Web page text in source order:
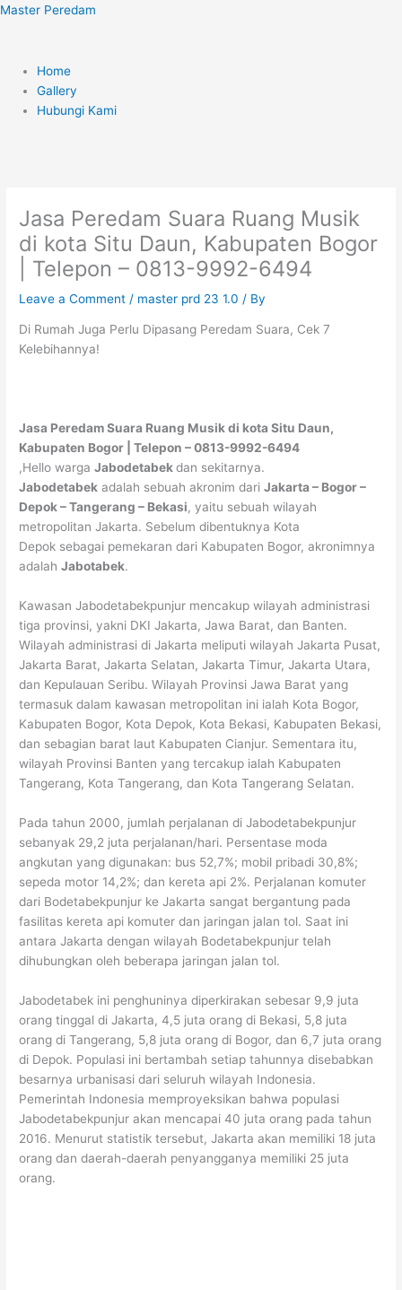
Skip
Master Peredam
Menu
Home
Gallery
Hubungi Kami
Jasa Peredam Suara Ruang Musik
di kota Situ Daun, Kabupaten Bogor
| Telepon – 0813-9992-6494
Leave a Comment / master prd 23 1.0 / By
Di Rumah Juga Perlu Dipasang Peredam Suara, Cek 7
Kelebihannya!
Jasa Peredam Suara Ruang Musik di kota Situ Daun,
Kabupaten Bogor | Telepon – 0813-9992-6494
,Hello wargaJabodetabekdan sekitarnya.
Jabodetabek adalah sebuah akronim dariJakarta – Bogor –
Depok – Tangerang – Bekasi, yaitu sebuah wilayah
metropolitan Jakarta. Sebelum dibentuknya Kota
Depok sebagai pemekaran dari Kabupaten Bogor, akronimnya
adalahJabotabek.
Kawasan Jabodetabekpunjur mencakup wilayah administrasi
tiga provinsi, yakni DKI Jakarta, Jawa Barat, dan Banten.
Wilayah administrasi di Jakarta meliputi wilayah Jakarta Pusat,
Jakarta Barat, Jakarta Selatan, Jakarta Timur, Jakarta Utara,
dan Kepulauan Seribu. Wilayah Provinsi Jawa Barat yang
termasuk dalam kawasan metropolitan ini ialah Kota Bogor,
Kabupaten Bogor, Kota Depok, Kota Bekasi, Kabupaten Bekasi,
dan sebagian barat laut Kabupaten Cianjur. Sementara itu,
wilayah Provinsi Banten yang tercakup ialah Kabupaten
Tangerang, Kota Tangerang, dan Kota Tangerang Selatan.
Pada tahun 2000, jumlah perjalanan di Jabodetabekpunjur
sebanyak 29,2 juta perjalanan/hari. Persentase moda
angkutan yang digunakan: bus 52,7%; mobil pribadi 30,8%;
sepeda motor 14,2%; dan kereta api 2%. Perjalanan komuter
dari Bodetabekpunjur ke Jakarta sangat bergantung pada
fasilitas kereta api komuter dan jaringan jalan tol. Saat ini
antara Jakarta dengan wilayah Bodetabekpunjur telah
dihubungkan oleh beberapa jaringan jalan tol.
Jabodetabek ini penghuninya diperkirakan sebesar 9,9 juta
orang tinggal di Jakarta, 4,5 juta orang di Bekasi, 5,8 juta
orang di Tangerang, 5,8 juta orang di Bogor, dan 6,7 juta orang
di Depok. Populasi ini bertambah setiap tahunnya disebabkan
besarnya urbanisasi dari seluruh wilayah Indonesia.
Pemerintah Indonesia memproyeksikan bahwa populasi
Jabodetabekpunjur akan mencapai 40 juta orang pada tahun
2016. Menurut statistik tersebut, Jakarta akan memiliki 18 juta
orang dan daerah-daerah penyangganya memiliki 25 juta
orang.